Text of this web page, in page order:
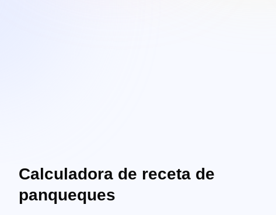
Calculadora de receta de
panqueques